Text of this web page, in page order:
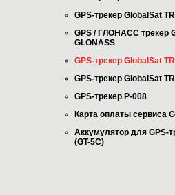
GPS-трекер GlobalSat
GPS / ГЛОНАСС трекер
GLONASS
GPS-трекер GlobalSat
GPS-трекер GlobalSat
GPS-трекер P-008
Карта оплаты сервиса
Аккумулятор для GPS-
(GT-5C)